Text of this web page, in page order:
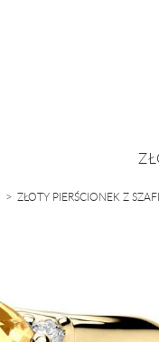
> ZŁOTY PIERŚCIONEK Z